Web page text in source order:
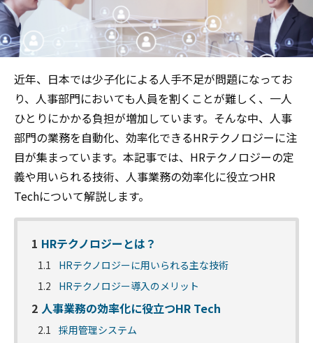
近年、日本では少子化による人手不足が問題になってお
り、人事部門においても人員を割くことが難しく、一人
ひとりにかかる負担が増加しています。そんな中、人事
部門の業務を自動化、効率化できるHRテクノロジーに注
目が集まっています。本記事では、HRテクノロジーの定
義や用いられる技術、人事業務の効率化に役立つHR
Techについて解説します。
1 HRテクノロジーとは？
1.1
HRテクノロジーに用いられる主な技術
1.2
HRテクノロジー導入のメリット
2 人事業務の効率化に役立つHR Tech
2.1 採用管理システム